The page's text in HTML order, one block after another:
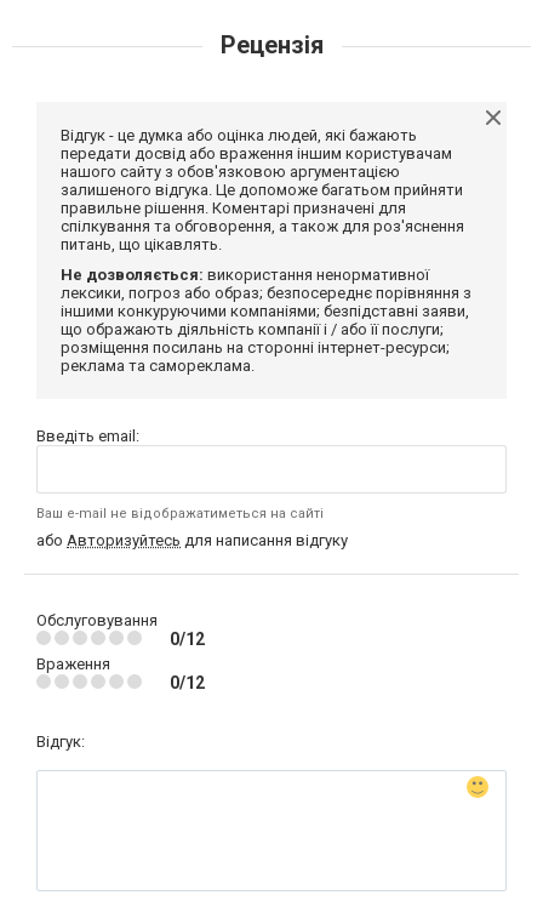
Рецензія
Відгук - це думка або оцінка людей, які бажають
передати досвід або враження іншим користувачам
нашого сайту з обов'язковою аргументацією
залишеного відгука. Це допоможе багатьом прийняти
правильне рішення. Коментарі призначені для
спілкування та обговорення, а також для роз'яснення
питань, що цікавлять.
Не дозволяється: використання ненормативної
лексики, погроз або образ; безпосереднє порівняння з
іншими конкуруючими компаніями; безпідставні заяви,
що ображають діяльність компанії і / або її послуги;
розміщення посилань на сторонні інтернет-ресурси;
реклама та самореклама.
Введіть email:
Ваш e-mail не відображатиметься на сайті
або Авторизуйтесь для написання відгуку
Обслуговування
0/12
Враження
0/12
Відгук: